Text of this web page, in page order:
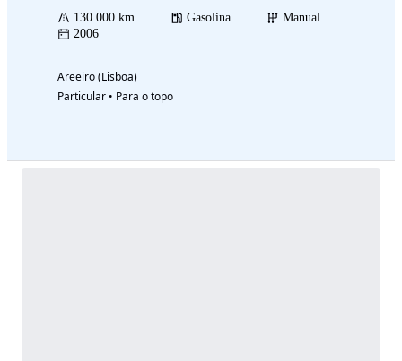
130 000 km Gasolina
Manual
2006
Areeiro (Lisboa)
Particular • Para o topo